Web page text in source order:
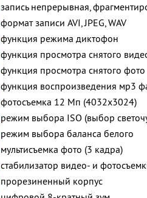
запись непрерывная,
формат записи AVI, JPEG, WAV
функция режима диктофон
функция просмотра снятого
функция просмотра снятого фото
функция воспроизведения мр3
фотосъемка 12 Мп (4032х3024)
режим выбора ISO (выбор
режим выбора баланса белого
мультисъемка фото (3 кадра)
стабилизатор видео- и
прорезиненный корпус